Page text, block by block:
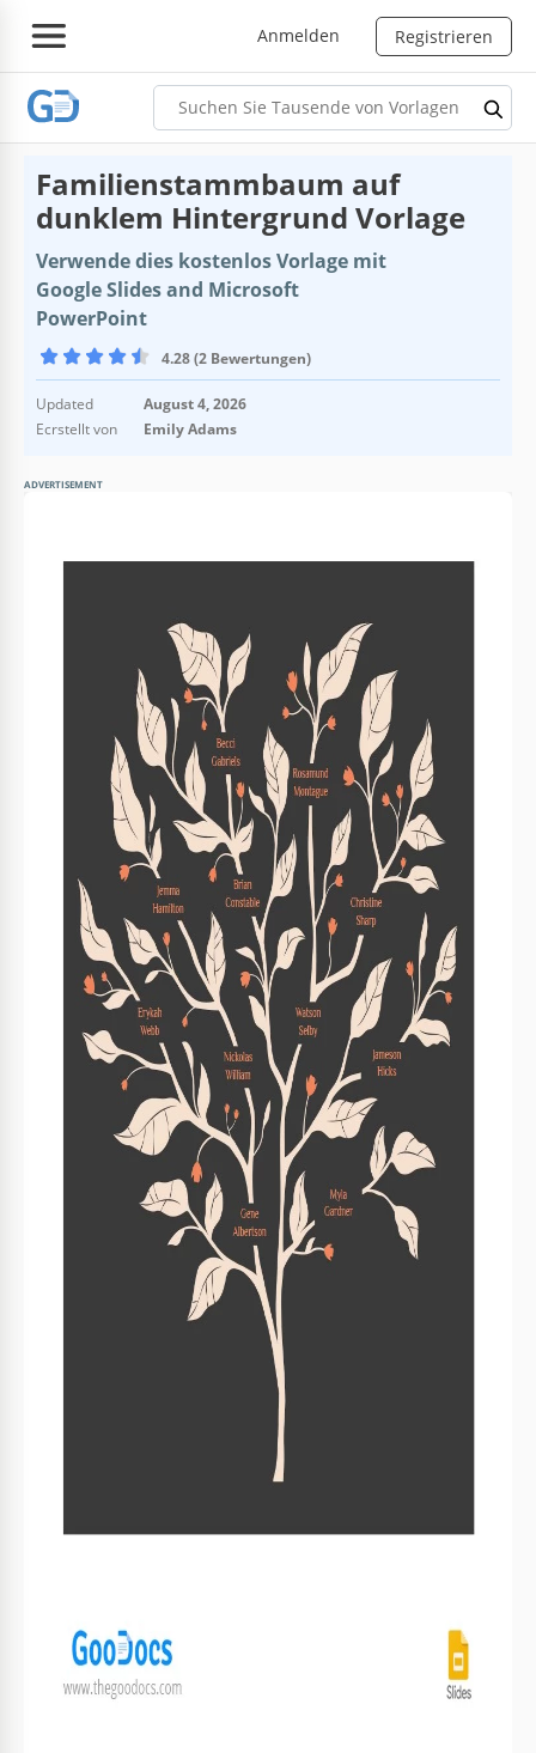
Anmelden Registrieren
Familienstammbaum auf
dunklem Hintergrund Vorlage
Verwende dies kostenlos Vorlage mit
Google Slides and Microsoft
PowerPoint
4.28 (2 Bewertungen)
Updated
August 4, 2026
Ecrstellt von
Emily Adams
ADVERTISEMENT